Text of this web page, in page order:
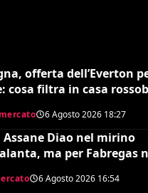
offerta dell’Everton
cosa filtra in casa
6 Agosto 2026 18:27
Assane Diao nel mirino
ma per Fabregas
6 Agosto 2026 16:54